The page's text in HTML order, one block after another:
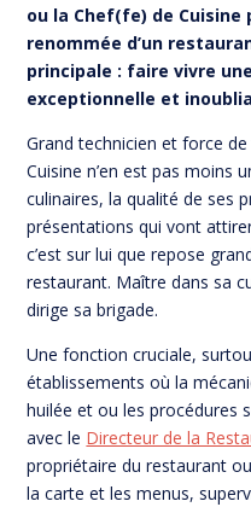
ou la Chef(fe) de
renommée d’un
principale : faire vivre
exceptionnelle et
Grand technicien et force
Cuisine n’en est pas moins
culinaires, la qualité de ses
présentations qui vont
c’est sur lui que repose
restaurant. Maître dans sa
dirige sa brigade.
Une fonction cruciale,
établissements où la
huilée et ou les procédures
avec le Directeur de la
propriétaire du restaurant
la carte et les menus,